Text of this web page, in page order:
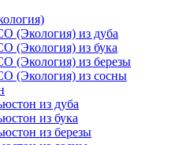
(Экология) из дуба
(Экология) из бука
(Экология) из березы
(Экология) из сосны
из дуба
из бука
из березы